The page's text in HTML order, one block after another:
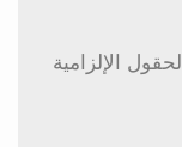
الحقول الإلزامية